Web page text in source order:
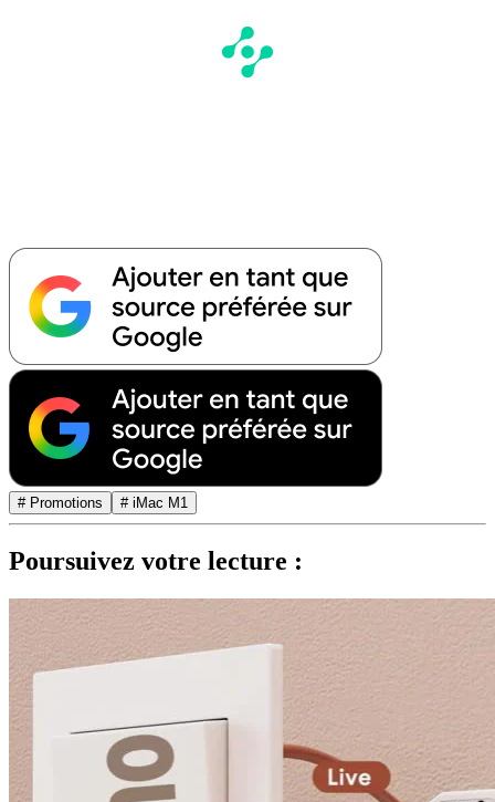
# Promotions # iMac M1
Poursuivez votre lecture :